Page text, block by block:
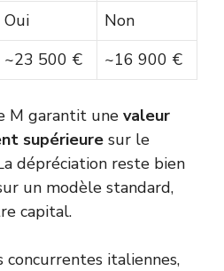
Oui
Non
~23 500 € ~16 900 €
M garantit une valeur
supérieure sur le
dépréciation reste bien
un modèle standard,
capital.
concurrentes italiennes,